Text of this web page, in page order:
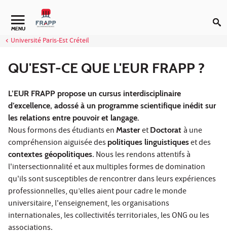
Aller au contenu
Navigation secondaire
MENU
Université Paris-Est Créteil
QU'EST-CE QUE L'EUR FRAPP ?
L’EUR FRAPP propose un cursus interdisciplinaire
d’excellence, adossé à un programme scientifique inédit sur
les relations entre pouvoir et langage.
Nous formons des étudiants en Masteret Doctorat à une
compréhension aiguisée des politiques linguistiqueset des
contextes géopolitiques. Nous les rendons attentifs à
l'intersectionnalité et aux multiples formes de domination
qu'ils sont susceptibles de rencontrer dans leurs expériences
professionnelles, qu’elles aient pour cadre le monde
universitaire, l'enseignement, les organisations
internationales, les collectivités territoriales, les ONG ou les
associations.